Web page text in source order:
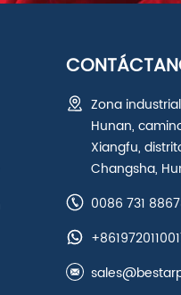
Zona
Hunan,
Xiangfu,
Changsha,
0086 731